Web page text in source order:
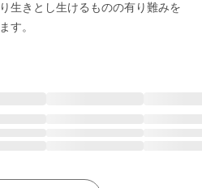
生きとし生けるものの有り難みを
す。